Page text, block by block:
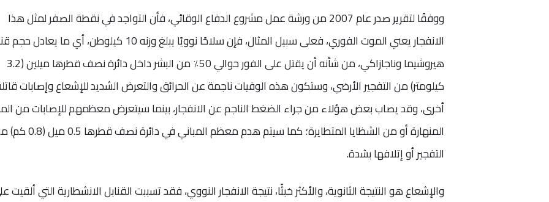
ووفقًا لتقرير صدر عام 2007 من ورشة عمل مشروع الدفاع الوقائي، فأن التواجد في نقطة الصفر لمثل هذا
الانفجار يعني الموت الفوري، فعلى سبيل المثال، فإن سلاحًا نوويًا يبلغ وزنه 10 كيلوطن، أي ما
هيروشيما وناجازاكي، من شأنه أن يقتل على الفور حوالي 50٪ من البشر داخل دائرة نصف قطرها ميلين (3.2
كيلومتر) من التفجير الأرضي، وستكون هذه الوفيات ناجمة عن الحرائق والتعرض الشديد للإشعاع وإصابات
أخرى، وقد يصاب بعض هؤلاء من جراء الضغط الناجم عن الانفجار، بينما سيتعرض معظمهم للإصابات من
المنهارة أو من الشظايا المتطايرة؛ كما سيتم هدم معظم المباني في
التفجير أو إتلافها بشدة.
والإشعاع هو النتيجة الثانوية، والأكثر خبثًا، نتيجة الانفجار النووي، فقد تسببت القنابل الانشطارية التي ألقيت